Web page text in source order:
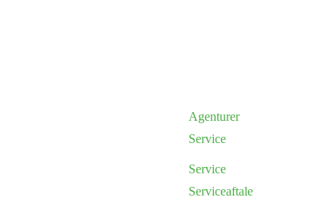
Agenturer
Service
Service
Serviceaftale